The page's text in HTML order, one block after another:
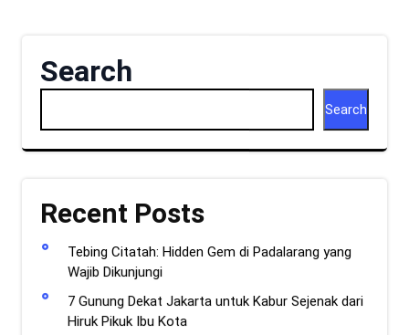
Search
Search
Recent Posts
Tebing Citatah: Hidden Gem di Padalarang yang
Wajib Dikunjungi
7 Gunung Dekat Jakarta untuk Kabur Sejenak dari
Hiruk Pikuk Ibu Kota